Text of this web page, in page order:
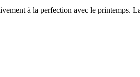
à la perfection avec le printemps.